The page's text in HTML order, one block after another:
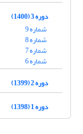
دوره 3 (1400)
شماره 9
شماره 8
شماره 7
شماره 6
دوره 2 (1399)
دوره 1 (1398)